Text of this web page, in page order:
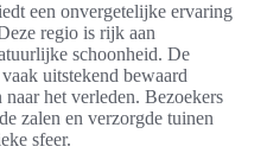
een onvergetelijke ervaring
regio is rijk aan
schoonheid. De
uitstekend bewaard
het verleden. Bezoekers
zalen en verzorgde tuinen
sfeer.